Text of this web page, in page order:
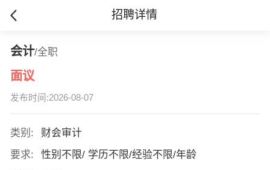
招聘详情
会计/全职
面议
发布时间:2026-08-07
类别:
财会审计
要求:
性别不限/ 学历不限/经验不限/年龄